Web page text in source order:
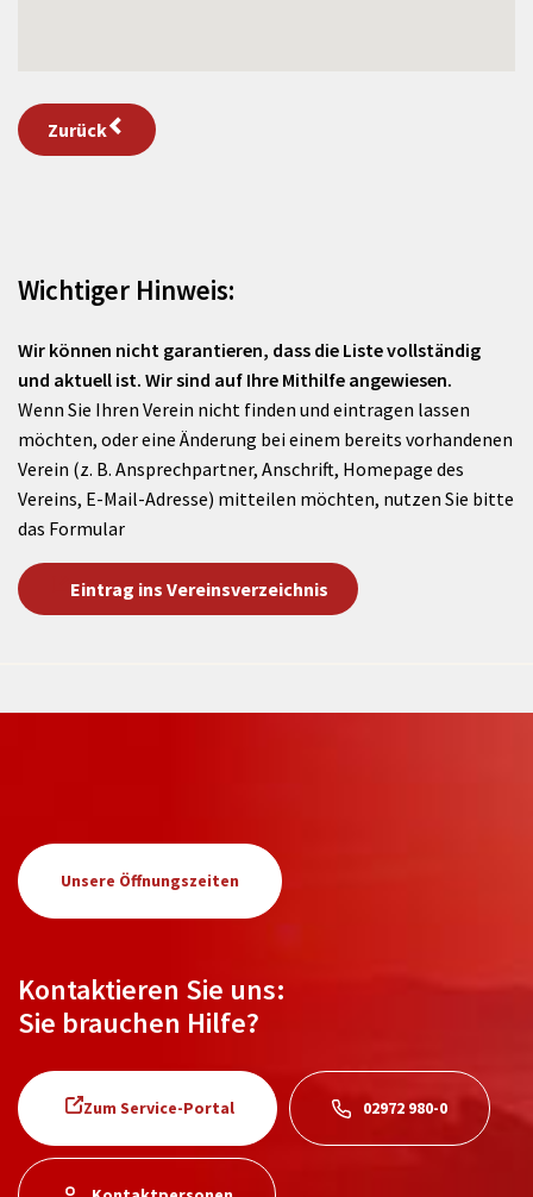
Zurück
Wichtiger Hinweis:
Wir können nicht garantieren, dass die Liste vollständig
und aktuell ist. Wir sind auf Ihre Mithilfe angewiesen.
Wenn Sie Ihren Verein nicht finden und eintragen lassen
möchten, oder eine Änderung bei einem bereits vorhandenen
Verein (z. B. Ansprechpartner, Anschrift, Homepage des
Vereins, E-Mail-Adresse) mitteilen möchten, nutzen Sie bitte
das Formular
Eintrag ins Vereinsverzeichnis
Unsere Öffnungszeiten
Kontaktieren Sie uns:
Sie brauchen Hilfe?
Zum Service-Portal 02972 980-0